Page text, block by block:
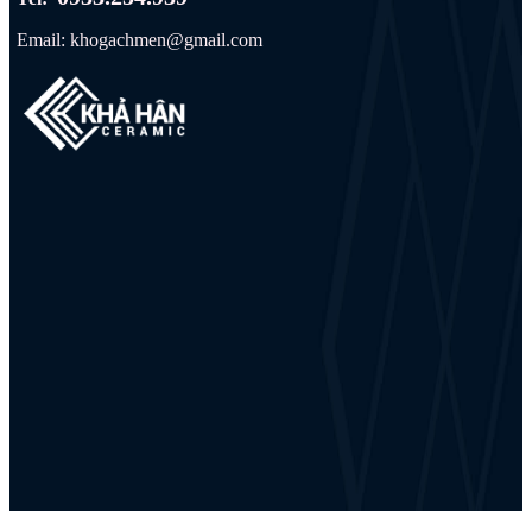
Email: khogachmen@gmail.com